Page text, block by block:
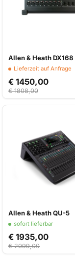
Allen & Heath DX168
Lieferzeit auf Anfrage
€ 1450,00
€ 1808,00
Allen & Heath QU-5
sofort lieferbar
€ 1935,00
€ 2099,00